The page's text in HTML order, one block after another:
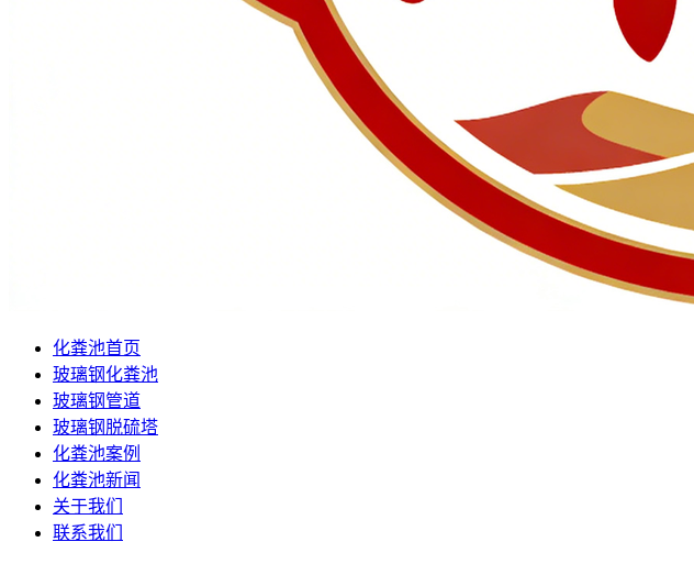
化粪池首页
玻璃钢化粪池
玻璃钢管道
玻璃钢脱硫塔
化粪池案例
化粪池新闻
关于我们
联系我们